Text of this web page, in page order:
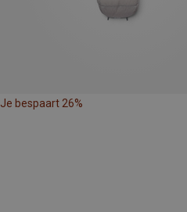
Je bespaart 26%